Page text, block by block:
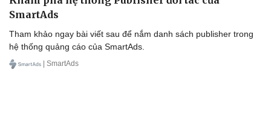
SmartAds
Tham khảo ngay bài viết sau để nắm danh sách publisher trong
hệ thống quảng cáo của SmartAds.
| SmartAds